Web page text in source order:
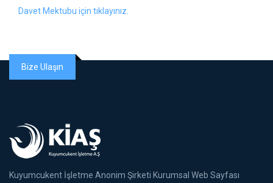
Davet Mektubu için tıklayınız.
Bize Ulaşın
Kuyumcukent İşletme Anonim Şirketi Kurumsal Web Sayfası